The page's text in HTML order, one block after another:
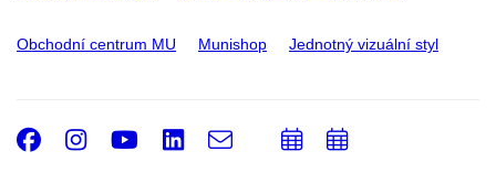
Obchodní centrum MU Munishop Jednotný vizuální styl
Facebook
Instagram
Youtube
LinkedIn
e-
Email
PřidatPřidat